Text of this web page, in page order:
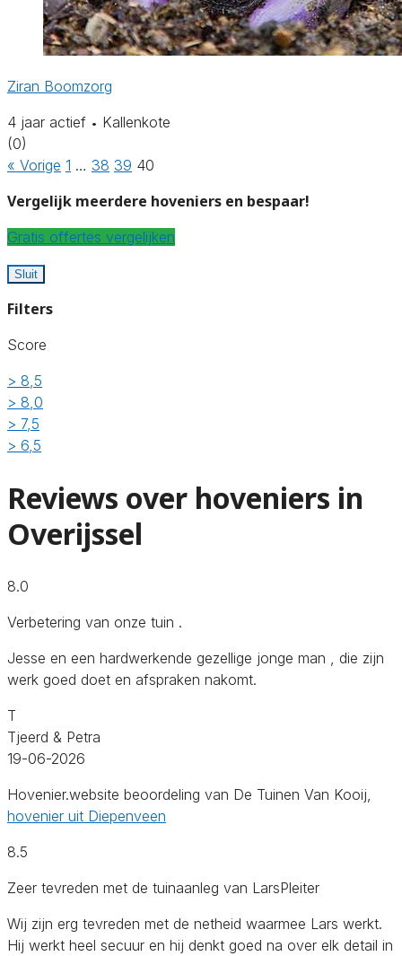
Ziran Boomzorg
4 jaar actief • Kallenkote
(0)
« Vorige 1 … 38 39 40
Vergelijk meerdere hoveniers en bespaar!
Gratis offertes vergelijken
Sluit
Filters
Score
> 8,5
> 8,0
> 7,5
> 6,5
Reviews over hoveniers in
Overijssel
8.0
Verbetering van onze tuin .
Jesse en een hardwerkende gezellige jonge man , die zijn
werk goed doet en afspraken nakomt.
T
Tjeerd & Petra
19-06-2026
Hovenier.website beoordeling van De Tuinen Van Kooij,
hovenier uit Diepenveen
8.5
Zeer tevreden met de tuinaanleg van LarsPleiter
Wij zijn erg tevreden met de netheid waarmee Lars werkt.
Hij werkt heel secuur en hij denkt goed na over elk detail in